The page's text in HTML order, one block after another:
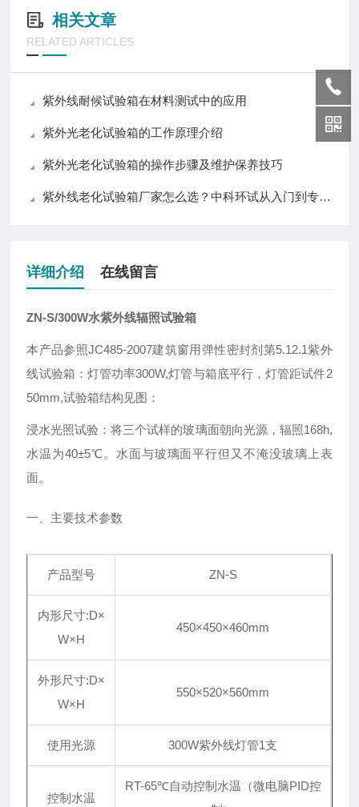
相关文章
RELATED ARTICLES
紫外线耐候试验箱在材料测试中的应用
紫外光老化试验箱的工作原理介绍
紫外光老化试验箱的操作步骤及维护保养技巧
紫外线老化试验箱厂家怎么选？中科环试从入门到专业级全覆盖值得关注
详细介绍 在线留言
ZN-S/300W水紫外线辐照试验箱
本产品参照JC485-2007建筑窗用弹性密封剂第5.12.1紫外
线试验箱：灯管功率300W,灯管与箱底平行，灯管距试件2
50mm,试验箱结构见图：
浸水光照试验：将三个试样的玻璃面朝向光源，辐照168h,
水温为40±5℃。水面与玻璃面平行但又不淹没玻璃上表
面。
一、主要技术参数
产品型号 ZN-S
内形尺寸:D×
W×H
450×450×460mm
外形尺寸:D×
W×H
550×520×560mm
使用光源 300W紫外线灯管1支
控制水温
RT-65℃自动控制水温（微电脑PID控